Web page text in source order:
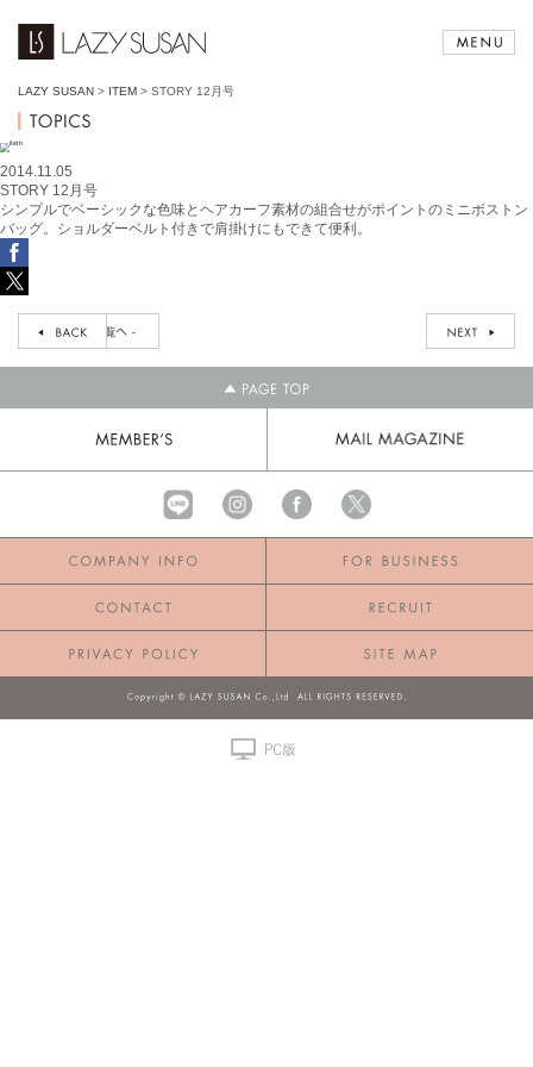
LAZY SUSAN > ITEM > STORY 12月号
2014.11.05
STORY 12月号
シンプルでベーシックな色味とヘアカーフ素材の組合せがポイントのミニボストン
バッグ。ショルダーベルト付きで肩掛けにもできて便利。